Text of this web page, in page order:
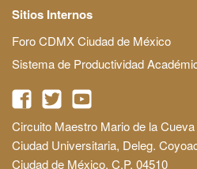
Sitios Internos
Foro CDMX Ciudad de México
Sistema de Productividad
Circuito Maestro Mario de la
Ciudad Universitaria, Deleg.
Ciudad de México, C.P. 04510